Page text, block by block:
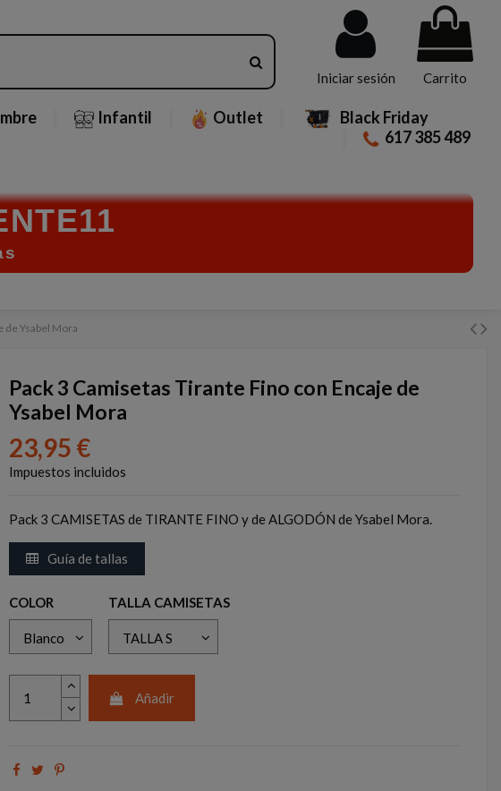
Iniciar sesión Carrito
Infantil Outlet
Black Friday
617 385 489
de Ysabel Mora
Pack 3 Camisetas Tirante Fino con Encaje de
Ysabel Mora
23,95 €
Impuestos incluidos
Pack 3 CAMISETAS de TIRANTE FINO y de ALGODÓN de Ysabel Mora.
Guía de tallas
COLOR TALLA CAMISETAS
Añadir